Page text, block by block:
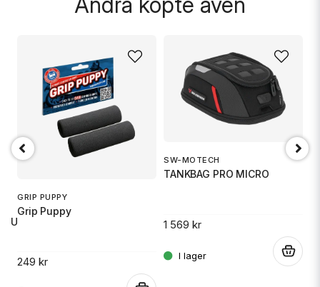
Skicka fråga
RU
GRIP PUPPY
Grip Puppy
249 kr
SW-MOTECH
TANKBAG PRO MICRO
1 569 kr